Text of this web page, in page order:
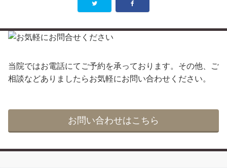
当院ではお電話にてご予約を承っております。その他、ご
相談などありましたらお気軽にお問い合わせください。
お問い合わせはこちら